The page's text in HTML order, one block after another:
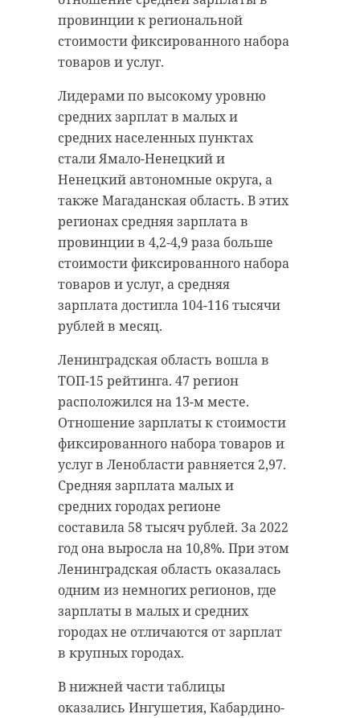
провинции к региональной
стоимости фиксированного набора
товаров и услуг.
Лидерами по высокому уровню
средних зарплат в малых и
средних населенных пунктах
стали Ямало-Ненецкий и
Ненецкий автономные округа, а
также Магаданская область. В этих
регионах средняя зарплата в
провинции в 4,2-4,9 раза больше
стоимости фиксированного набора
товаров и услуг, а средняя
зарплата достигла 104-116 тысячи
рублей в месяц.
Ленинградская область вошла в
ТОП-15 рейтинга. 47 регион
расположился на 13-м месте.
Отношение зарплаты к стоимости
фиксированного набора товаров и
услуг в Ленобласти равняется 2,97.
Средняя зарплата малых и
средних городах регионе
составила 58 тысяч рублей. За 2022
год она выросла на 10,8%. При этом
Ленинградская область оказалась
одним из немногих регионов, где
зарплаты в малых и средних
городах не отличаются от зарплат
в крупных городах.
В нижней части таблицы
оказались Ингушетия, Кабардино-